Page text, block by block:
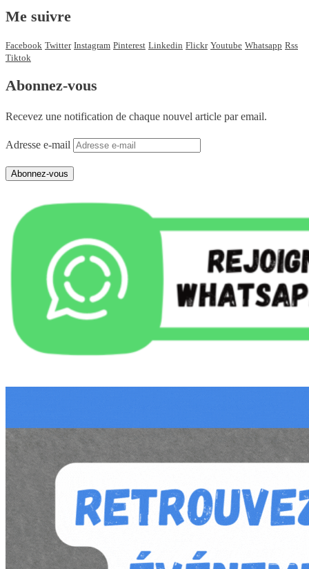
Me suivre
Facebook Twitter Instagram Pinterest Linkedin Flickr Youtube Whatsapp Rss
Tiktok
Abonnez-vous
Recevez une notification de chaque nouvel article par email.
Adresse e-mail
Abonnez-vous